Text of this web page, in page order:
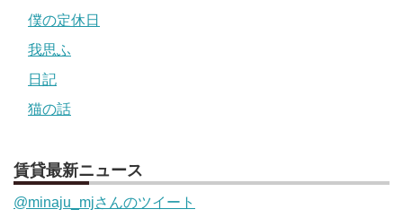
僕の定休日
我思ふ
日記
猫の話
賃貸最新ニュース
@minaju_mjさんのツイート